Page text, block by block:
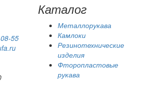
Каталог
Металлорукава
Камлоки
Резинотехнические
изделия
Фторопластовые
рукава